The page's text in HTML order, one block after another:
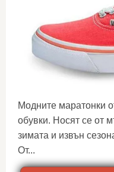
Модните маратонки
обувки. Носят се от
зимата и извън
От...